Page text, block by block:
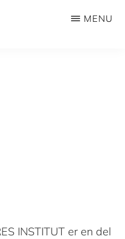
MENU
INSTITUT er en del